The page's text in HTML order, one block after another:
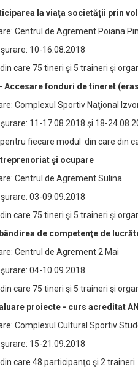
la viaţa societăţii prin
Centrul de Agrement Poiana
10-16.08.2018
care 75 tineri şi 5 traineri şi
Accesare fonduri de tineret
Complexul Sportiv Naţional
11-17.08.2018 şi 18-
fiecare modul din care din
şi ocupare
Centrul de Agrement Sulina
03-09.09.2018
care 75 tineri şi 5 traineri şi
de competenţe de
Centrul de Agrement 2 Mai
04-10.09.2018
care 75 tineri şi 5 traineri şi
proiecte - curs acreditat
Complexul Cultural Sportiv
15-21.09.2018
care 48 participanţo şi 2 traineri